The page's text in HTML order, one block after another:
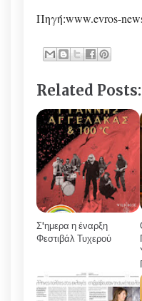
Πηγή:www.evros-
Related Posts:
Σ'ημερα η έναρξη
Φεστιβάλ Τυχερού